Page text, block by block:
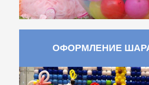
ОФОРМЛЕНИЕ